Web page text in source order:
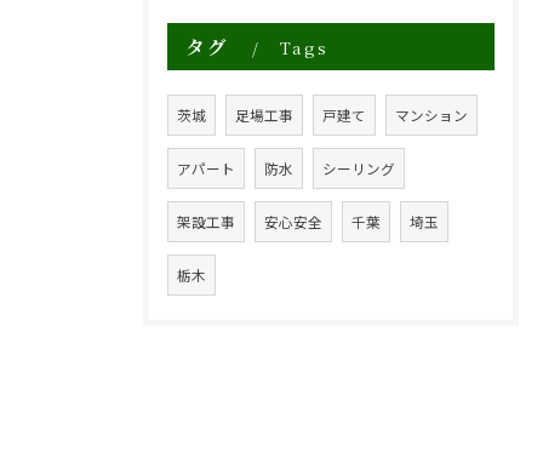
タグ Tags
茨城 足場工事 戸建て マンション
アパート 防水 シーリング
架設工事 安心安全 千葉 埼玉
栃木